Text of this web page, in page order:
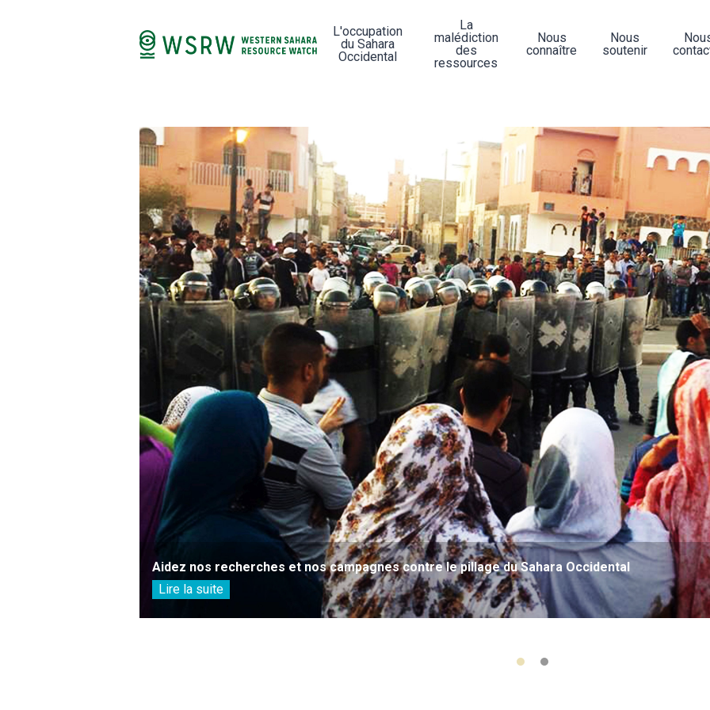
L'occupation
du Sahara
Occidental
La
malédiction
des
ressources
Nous
connaître
Nous
soutenir
Aidez nos recherches et nos campagnes contre le pillage du Sahara Occidental
Lire la suite